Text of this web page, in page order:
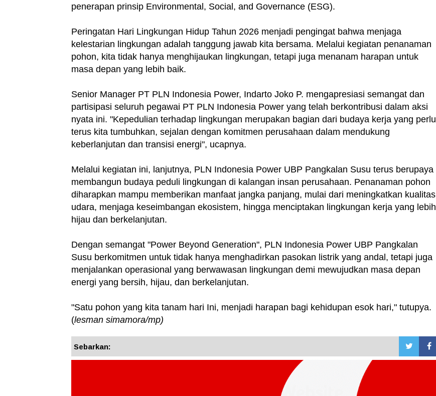
penerapan prinsip Environmental, Social, and Governance (ESG).
‎Peringatan Hari Lingkungan Hidup Tahun 2026 menjadi pengingat bahwa menjaga
kelestarian lingkungan adalah tanggung jawab kita bersama. Melalui kegiatan penanaman
pohon, kita tidak hanya menghijaukan lingkungan, tetapi juga menanam harapan untuk
masa depan yang lebih baik.
‎Senior Manager PT PLN Indonesia Power, Indarto Joko P. mengapresiasi semangat dan
partisipasi seluruh pegawai PT PLN Indonesia Power yang telah berkontribusi dalam aksi
nyata ini. "Kepedulian terhadap lingkungan merupakan bagian dari budaya kerja yang perlu
terus kita tumbuhkan, sejalan dengan komitmen perusahaan dalam mendukung
keberlanjutan dan transisi energi", ucapnya.
‎Melalui kegiatan ini, lanjutnya, PLN Indonesia Power UBP Pangkalan Susu terus berupaya
membangun budaya peduli lingkungan di kalangan insan perusahaan. Penanaman pohon
diharapkan mampu memberikan manfaat jangka panjang, mulai dari meningkatkan kualitas
udara, menjaga keseimbangan ekosistem, hingga menciptakan lingkungan kerja yang lebih
hijau dan berkelanjutan.
‎Dengan semangat "Power Beyond Generation", PLN Indonesia Power UBP Pangkalan
Susu berkomitmen untuk tidak hanya menghadirkan pasokan listrik yang andal, tetapi juga
menjalankan operasional yang berwawasan lingkungan demi mewujudkan masa depan
energi yang bersih, hijau, dan berkelanjutan.
‎"Satu pohon yang kita tanam hari Ini, menjadi harapan bagi kehidupan esok hari," tutupya.
(lesman simamora/mp)
Sebarkan: